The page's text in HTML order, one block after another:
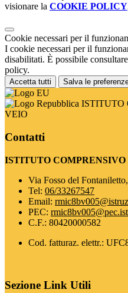
visionare la COOKIE POLICY
Cookie necessari per il
I cookie necessari per il
disabilitati. È possibile
policy.
Accetta tutti Salva le
ISTITUTO
VEIO
Contatti
ISTITUTO
Via Fosso del
Tel: 06/33267547
Email:
PEC:
C.F.: 80420000582
Cod. fatturaz. elettr.:
Sezione Link Utili